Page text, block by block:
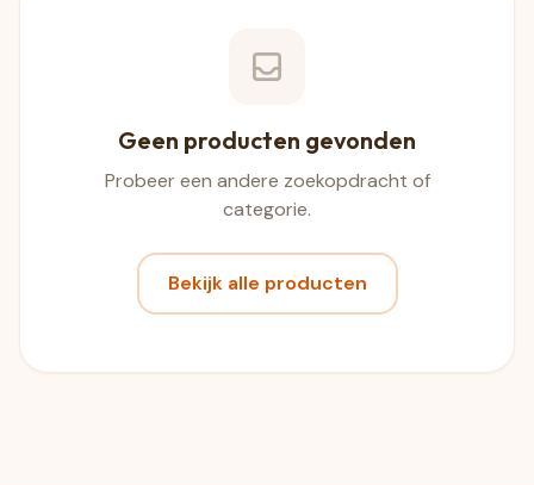
Geen producten gevonden
Probeer een andere zoekopdracht of
categorie.
Bekijk alle producten